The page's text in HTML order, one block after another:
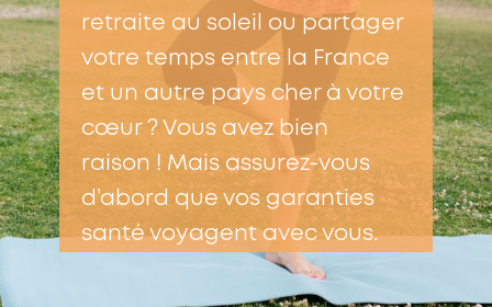
retraite au soleil ou partager
votre temps entre la France
et un autre pays cher à votre
cœur ? Vous avez bien
raison ! Mais assurez-vous
d’abord que vos garanties
santé voyagent avec vous.